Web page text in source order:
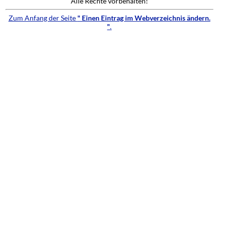
Zum Anfang der Seite " Einen Eintrag im Webverzeichnis ändern.
".